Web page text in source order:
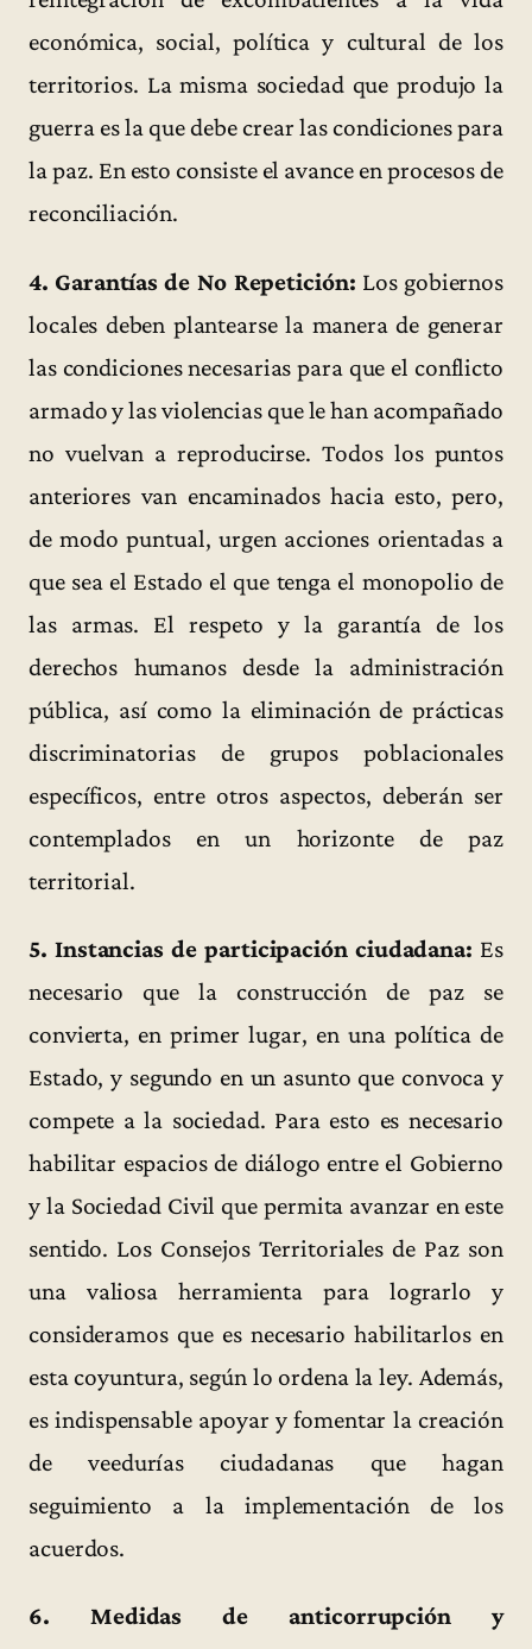
económica, social, política y cultural de los
territorios. La misma sociedad que produjo la
guerra es la que debe crear las condiciones para
la paz. En esto consiste el avance en procesos de
reconciliación.
4. Garantías de No Repetición: Los gobiernos
locales deben plantearse la manera de generar
las condiciones necesarias para que el conflicto
armado y las violencias que le han acompañado
no vuelvan a reproducirse. Todos los puntos
anteriores van encaminados hacia esto, pero,
de modo puntual, urgen acciones orientadas a
que sea el Estado el que tenga el monopolio de
las armas. El respeto y la garantía de los
derechos humanos desde la administración
pública, así como la eliminación de prácticas
discriminatorias de grupos poblacionales
específicos, entre otros aspectos, deberán ser
contemplados en un horizonte de paz
territorial.
5. Instancias de participación ciudadana: Es
necesario que la construcción de paz se
convierta, en primer lugar, en una política de
Estado, y segundo en un asunto que convoca y
compete a la sociedad. Para esto es necesario
habilitar espacios de diálogo entre el Gobierno
y la Sociedad Civil que permita avanzar en este
sentido. Los Consejos Territoriales de Paz son
una valiosa herramienta para lograrlo y
consideramos que es necesario habilitarlos en
esta coyuntura, según lo ordena la ley. Además,
es indispensable apoyar y fomentar la creación
de veedurías ciudadanas que hagan
seguimiento a la implementación de los
acuerdos.
6. Medidas de anticorrupción y